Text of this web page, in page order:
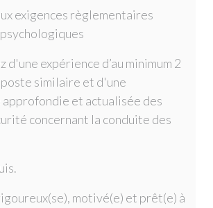
exigences règlementaires
d'une expérience d’au minimum 2
poste similaire et d'une
approfondie et actualisée des
concernant la conduite des
motivé(e) et prêt(e) à